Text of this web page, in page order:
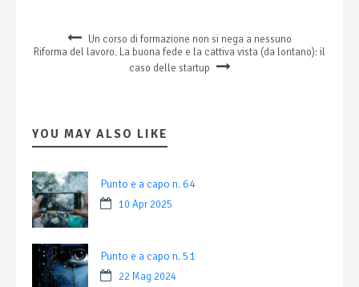
Un corso di formazione non si nega a nessuno
Riforma del lavoro. La buona fede e la cattiva vista (da lontano): il
caso delle startup
YOU MAY ALSO LIKE
Punto e a capo n. 64
10 Apr 2025
Punto e a capo n. 51
22 Mag 2024